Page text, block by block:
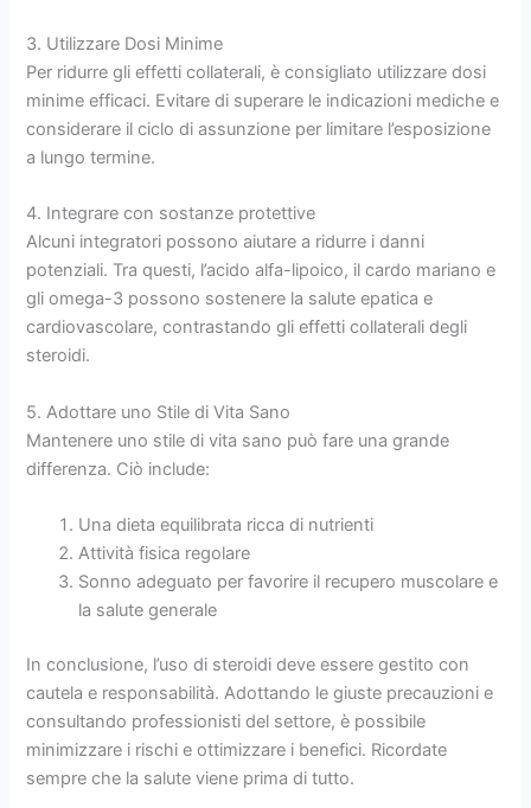
3. Utilizzare Dosi Minime
Per ridurre gli effetti collaterali, è consigliato utilizzare dosi
minime efficaci. Evitare di superare le indicazioni mediche e
considerare il ciclo di assunzione per limitare l’esposizione
a lungo termine.
4. Integrare con sostanze protettive
Alcuni integratori possono aiutare a ridurre i danni
potenziali. Tra questi, l’acido alfa-lipoico, il cardo mariano e
gli omega-3 possono sostenere la salute epatica e
cardiovascolare, contrastando gli effetti collaterali degli
steroidi.
5. Adottare uno Stile di Vita Sano
Mantenere uno stile di vita sano può fare una grande
differenza. Ciò include:
Una dieta equilibrata ricca di nutrienti
Attività fisica regolare
Sonno adeguato per favorire il recupero muscolare e
la salute generale
In conclusione, l’uso di steroidi deve essere gestito con
cautela e responsabilità. Adottando le giuste precauzioni e
consultando professionisti del settore, è possibile
minimizzare i rischi e ottimizzare i benefici. Ricordate
sempre che la salute viene prima di tutto.